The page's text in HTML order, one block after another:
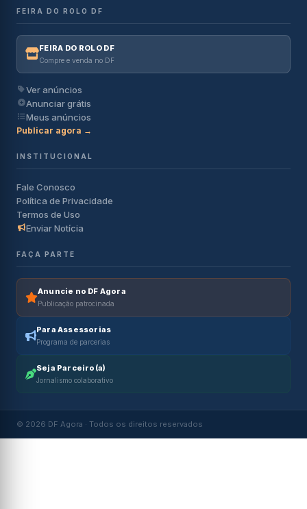
FEIRA DO ROLO DF
FEIRA DO ROLO DF
Compre e venda no DF
Ver anúncios
Anunciar grátis
Meus anúncios
Publicar agora →
INSTITUCIONAL
Fale Conosco
Política de Privacidade
Termos de Uso
Enviar Notícia
FAÇA PARTE
Anuncie no DF Agora
Publicação patrocinada
Para Assessorias
Programa de parcerias
Seja Parceiro(a)
Jornalismo colaborativo
© 2026 DF Agora · Todos os direitos reservados